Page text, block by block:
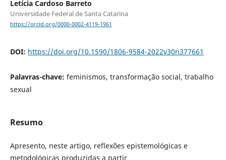
Letícia Cardoso Barreto
Universidade Federal de Santa Catarina
https://orcid.org/0000-0002-4119-1961
DOI: https://doi.org/10.1590/1806-9584-2022v30n377661
Palavras-chave: feminismos, transformação social, trabalho
sexual
Resumo
Apresento, neste artigo, reflexões epistemológicas e
metodológicas produzidas a partir